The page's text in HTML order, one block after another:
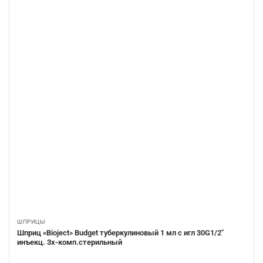
ШПРИЦЫ
Шприц «Bioject» Budget туберкулиновый 1 мл с игл 30G1/2″
инъекц. 3х-комп.стерильный